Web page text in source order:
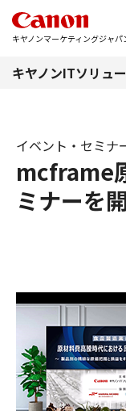
キヤノンマーケティングジャパ
キヤノンITソリュ
mcframe
ミナーを
イベント・セミナ